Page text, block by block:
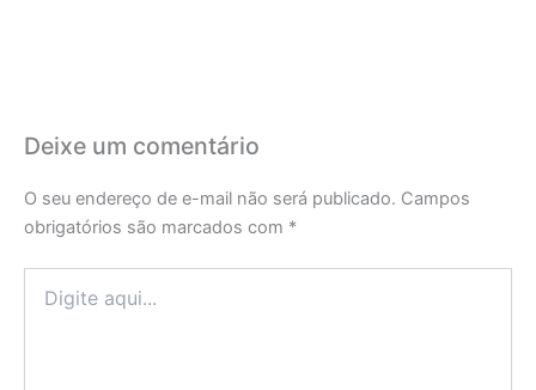
Deixe um comentário
O seu endereço de e-mail não será publicado. Campos
obrigatórios são marcados com *
aqui...